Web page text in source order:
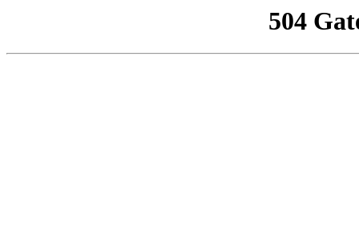
504